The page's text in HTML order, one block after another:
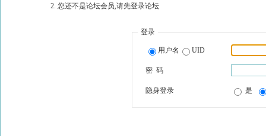
您还不是论坛会员,请先登录论坛
登录
用户名 UID
密 码
隐身登录 是